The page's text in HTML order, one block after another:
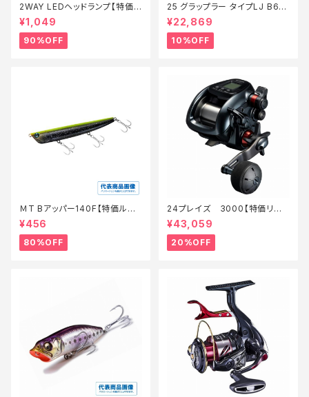
2WAY LEDヘッドランプ【特価
装備】【90】
¥1,049
90%OFF
25 グラップラー タイプLJ B63-
3【継続セール_ロッド】【10】
¥22,869
10%OFF
ＭT Bアッパー140F【特価ルア
ー】【80】
¥456
80%OFF
24プレイズ 3000【特価リー
ル】【20】
¥43,059
20%OFF